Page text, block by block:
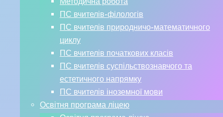
Методична робота
ПС вчителів-філологів
ПС вчителів природничо-математичного
циклу
ПС вчителів початкових класів
ПС вчителів суспільствознавчого та
естетичного напрямку
ПС вчителів іноземної мови
Освітня програма ліцею